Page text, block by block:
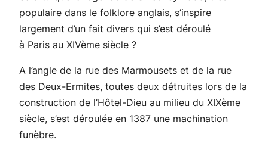
populaire dans le folklore anglais, s’inspire
largement d’un fait divers qui s’est déroulé
à Paris au XIVème siècle ?
A l’angle de la rue des Marmousets et de la rue
des Deux-Ermites, toutes deux détruites lors de la
construction de l’Hôtel-Dieu au milieu du XIXème
siècle, s’est déroulée en 1387 une machination
funèbre.